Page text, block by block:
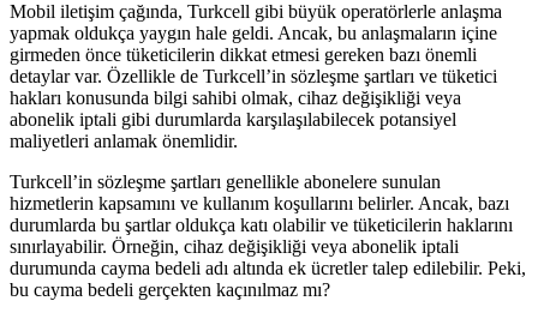
Mobil iletişim çağında, Turkcell gibi büyük operatörlerle anlaşma
yapmak oldukça yaygın hale geldi. Ancak, bu anlaşmaların içine
girmeden önce tüketicilerin dikkat etmesi gereken bazı önemli
detaylar var. Özellikle de Turkcell’in sözleşme şartları ve tüketici
hakları konusunda bilgi sahibi olmak, cihaz değişikliği veya
abonelik iptali gibi durumlarda karşılaşılabilecek potansiyel
maliyetleri anlamak önemlidir.
Turkcell’in sözleşme şartları genellikle abonelere sunulan
hizmetlerin kapsamını ve kullanım koşullarını belirler. Ancak, bazı
durumlarda bu şartlar oldukça katı olabilir ve tüketicilerin haklarını
sınırlayabilir. Örneğin, cihaz değişikliği veya abonelik iptali
durumunda cayma bedeli adı altında ek ücretler talep edilebilir. Peki,
bu cayma bedeli gerçekten kaçınılmaz mı?